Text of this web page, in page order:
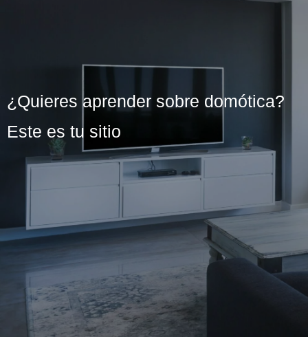
¿Quieres aprender sobre domótica?
Este es tu sitio